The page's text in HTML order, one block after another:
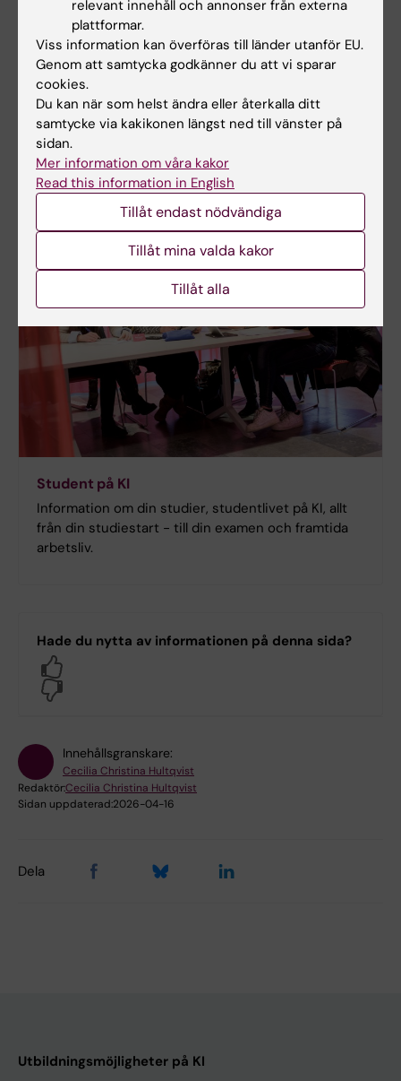
I lärplattformen Canvas
du kurswebbar för aktuella
kurser i
programmet. Logga in med
ditt KI-ID och lösenord.
student på
På
logopedprogrammets
allt som du behöver
veta som student på
Student på KI
Information om din studier, studentlivet på KI, allt
från din studiestart - till din examen och framtida
arbetsliv.
Hade du nytta av informationen på denna sida?
Innehållsgranskare:
Cecilia Christina Hultqvist
Redaktör:Cecilia Christina Hultqvist
Sidan uppdaterad:2026-04-16
Dela
Utbildningsmöjligheter på KI
relevant innehåll och annonser från externa
plattformar.
Viss information kan överföras till länder utanför EU.
Genom att samtycka godkänner du att vi sparar
cookies.
Du kan när som helst ändra eller återkalla ditt
samtycke via kakikonen längst ned till vänster på
sidan.
Mer information om våra kakor
Read this information in English
Tillåt endast nödvändiga
Tillåt mina valda kakor
Tillåt alla